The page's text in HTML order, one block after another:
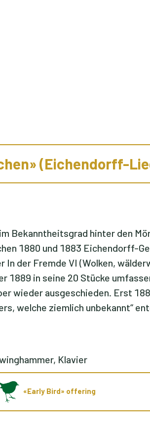
(Eichendorff-
Bekanntheitsgrad hinter den
1880 und 1883 Eichendorff-
der Fremde VI (Wolken,
1889 in seine 20 Stücke
wieder ausgeschieden. Erst
welche ziemlich unbekannt“
Klavier
«Early Bird» offering